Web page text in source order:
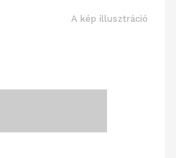
A kép illusztráció